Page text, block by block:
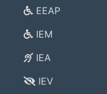
EEAP
IEM
IEA
IEV